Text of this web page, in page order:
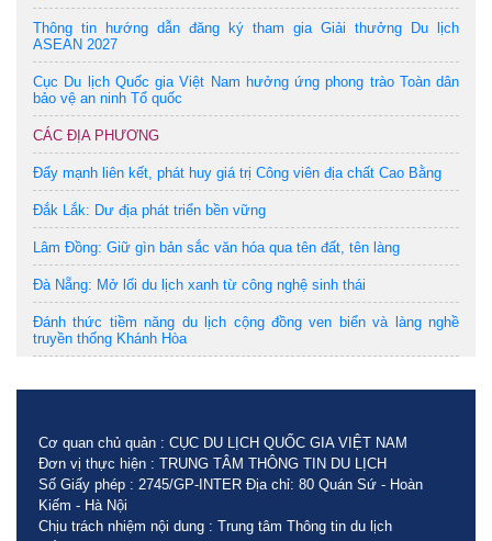
Thông tin hướng dẫn đăng ký tham gia Giải thưởng Du lịch
ASEAN 2027
Cục Du lịch Quốc gia Việt Nam hưởng ứng phong trào Toàn dân
bảo vệ an ninh Tổ quốc
CÁC ĐỊA PHƯƠNG
Đẩy mạnh liên kết, phát huy giá trị Công viên địa chất Cao Bằng
Đắk Lắk: Dư địa phát triển bền vững
Lâm Đồng: Giữ gìn bản sắc văn hóa qua tên đất, tên làng
Đà Nẵng: Mở lối du lịch xanh từ công nghệ sinh thái
Đánh thức tiềm năng du lịch cộng đồng ven biển và làng nghề
truyền thống Khánh Hòa
Cơ quan chủ quản : CỤC DU LỊCH QUỐC GIA VIỆT NAM
Đơn vị thực hiện : TRUNG TÂM THÔNG TIN DU LỊCH
Số Giấy phép : 2745/GP-INTER Địa chỉ: 80 Quán Sứ - Hoàn
Kiếm - Hà Nội
Chịu trách nhiệm nội dung : Trung tâm Thông tin du lịch